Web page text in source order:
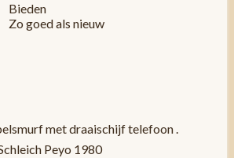
Bieden
Zo goed als nieuw
met draaischijf telefoon .
Peyo 1980